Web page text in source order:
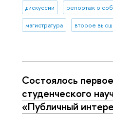
дискуссии репортаж о
магистратура второе
Состоялось
студенческого
«Публичный